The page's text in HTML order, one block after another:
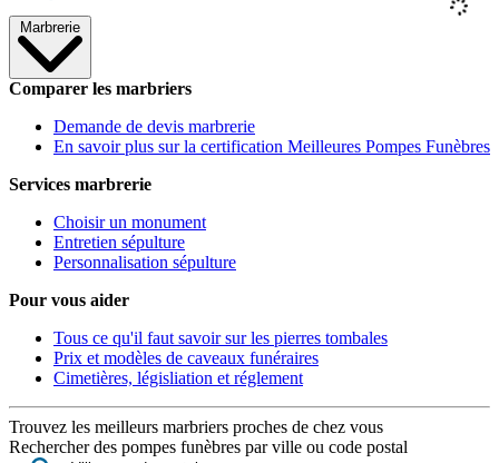
Marbrerie
Comparer les marbriers
Demande de devis marbrerie
En savoir plus sur la certification Meilleures Pompes Funèbres
Services marbrerie
Choisir un monument
Entretien sépulture
Personnalisation sépulture
Pour vous aider
Tous ce qu'il faut savoir sur les pierres tombales
Prix et modèles de caveaux funéraires
Cimetières, législiation et réglement
Trouvez les meilleurs marbriers proches de chez vous
Rechercher des pompes funèbres par ville ou code postal